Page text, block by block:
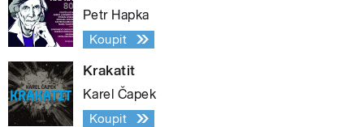
Petr Hapka
Koupit
Krakatit
Karel Čapek
Koupit